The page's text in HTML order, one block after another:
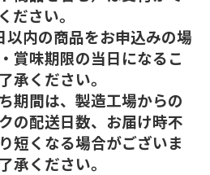
ださい。
内の商品をお申込みの場
賞味期限の当日になるこ
承ください。
期間は、製造工場からの
の配送日数、お届け時不
短くなる場合がございま
承ください。